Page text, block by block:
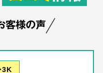
客様の声
3K